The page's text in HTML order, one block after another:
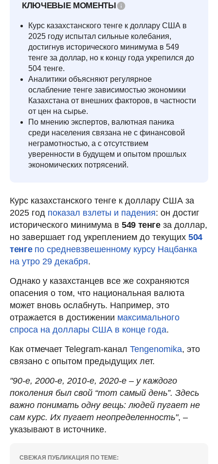
КЛЮЧЕВЫЕ МОМЕНТЫ
Курс казахстанского тенге к доллару США в
2025 году испытал сильные колебания,
достигнув исторического минимума в 549
тенге за доллар, но к концу года укрепился до
504 тенге.
Аналитики объясняют регулярное
ослабление тенге зависимостью экономики
Казахстана от внешних факторов, в частности
от цен на сырье.
По мнению экспертов, валютная паника
среди населения связана не с финансовой
неграмотностью, а с отсутствием
уверенности в будущем и опытом прошлых
экономических потрясений.
Курс казахстанского тенге к доллару США за
2025 год показал взлеты и падения: он достиг
исторического минимума в 549 тенгеза доллар,
но завершает год укреплением до текущих 504
тенгепо средневзвешенному курсу Нацбанка
на утро 29 декабря.
Однако у казахстанцев все же сохраняются
опасения о том, что национальная валюта
может вновь ослабнуть. Например, это
отражается в достижении максимального
спроса на доллары США в конце года.
Как отмечает Telegram-канал Tengenomika, это
связано с опытом предыдущих лет.
"90-е, 2000-е, 2010-е, 2020-е – у каждого
поколения был свой “тот самый день”. Здесь
важно понимать одну вещь: людей пугает не
сам курс. Их пугает неопределенность", –
указывают в источнике.
СВЕЖАЯ ПУБЛИКАЦИЯ ПО ТЕМЕ: